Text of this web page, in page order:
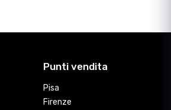
Punti vendita
Pisa
Firenze